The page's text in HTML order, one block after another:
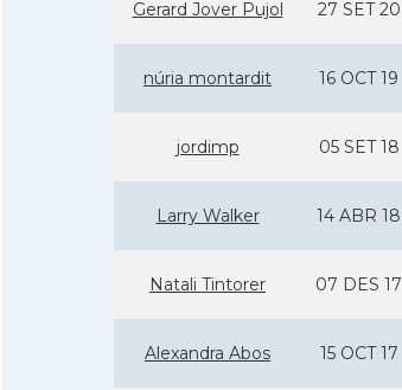
Gerard Jover Pujol 27 SET 20
núria montardit 16 OCT 19
jordimp 05 SET 18
Larry Walker 14 ABR 18
Natali Tintorer 07 DES 17
Alexandra Abos 15 OCT 17